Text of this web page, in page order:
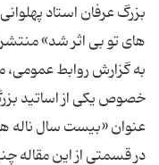
بزرگ عرفان استاد
به گزارش روابط عمومی،
خصوص یکی از اساتید
در قسمتی از این مقاله